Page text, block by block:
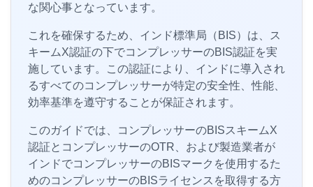
な関心事となっています。
これを確保するため、インド標準局（BIS）は、ス
キームX認証の下でコンプレッサーのBIS認証を実
施しています。この認証により、インドに導入され
るすべてのコンプレッサーが特定の安全性、性能、
効率基準を遵守することが保証されます。
このガイドでは、コンプレッサーのBISスキームX
認証とコンプレッサーのOTR、および製造業者が
インドでコンプレッサーのBISマークを使用するた
めのコンプレッサーのBISライセンスを取得する方